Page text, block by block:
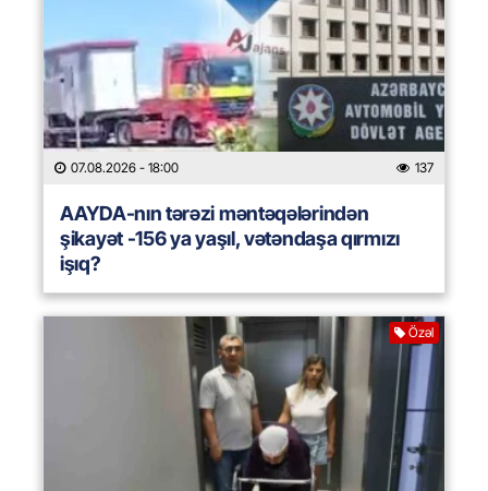
07.08.2026 - 18:00 137
AAYDA-nın tərəzi məntəqələrindən
şikayət -156 ya yaşıl, vətəndaşa qırmızı
işıq?
Özəl